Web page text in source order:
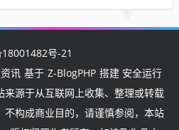
18001482号-21
讯 基于 Z-BlogPHP 搭建 安全运行
源于从互联网上收集、整理或转载
不构成商业目的，请谨慎参阅，本站